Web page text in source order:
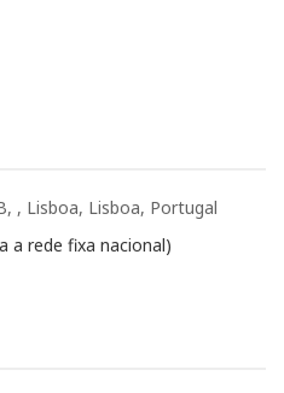
, Lisboa, Lisboa, Portugal
a rede fixa nacional)